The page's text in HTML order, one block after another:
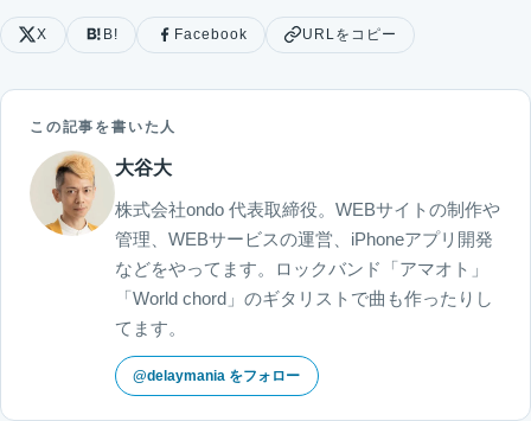
X B! Facebook URLをコピー
この記事を書いた人
大谷大
株式会社ondo 代表取締役。WEBサイトの制作や
管理、WEBサービスの運営、iPhoneアプリ開発
などをやってます。ロックバンド「アマオト」
「World chord」のギタリストで曲も作ったりし
てます。
@delaymania をフォロー